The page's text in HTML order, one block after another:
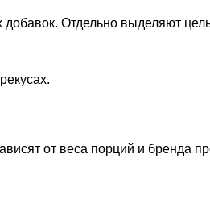
Отдельно выделяют
от веса порций и бренда